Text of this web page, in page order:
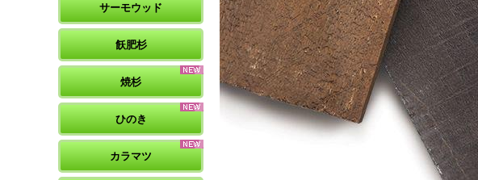
サーモウッド
飫肥杉
焼杉
ひのき
カラマツ